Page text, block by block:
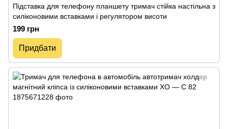
Підставка для телефону планшету тримач стійка настільна з
силіконовими вставками і регулятором висоти
199 грн
Придбати